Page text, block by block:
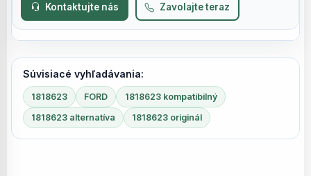
Kontaktujte nás Zavolajte teraz
Súvisiacé vyhľadávania:
1818623 FORD 1818623 kompatibilný
1818623 alternatíva 1818623 originál